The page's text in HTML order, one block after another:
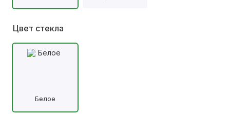
Цвет стекла
Белое